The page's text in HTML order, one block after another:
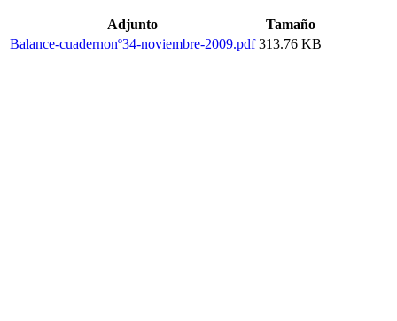
Adjunto
Tamaño
Balance-cuadernonº34-noviembre-2009.pdf 313.76 KB